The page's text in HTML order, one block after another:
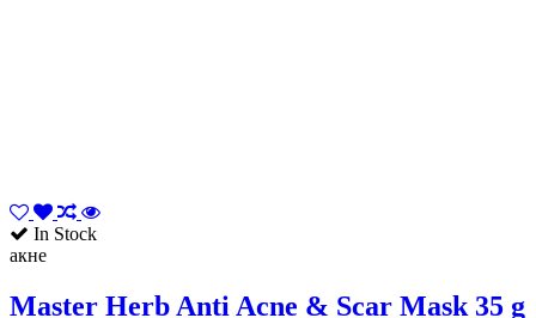
In Stock
акне
Master Herb Anti Acne & Scar Mask 35 g